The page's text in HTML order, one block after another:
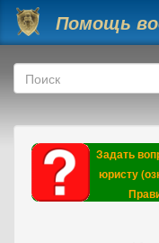
Перейти к основному
Помощь
Форма
Поиск
Задать
юристу